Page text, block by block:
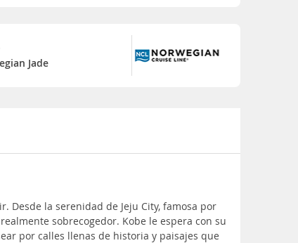
Jade
Desde la serenidad de Jeju City, famosa por
sobrecogedor. Kobe le espera con su
por calles llenas de historia y paisajes que